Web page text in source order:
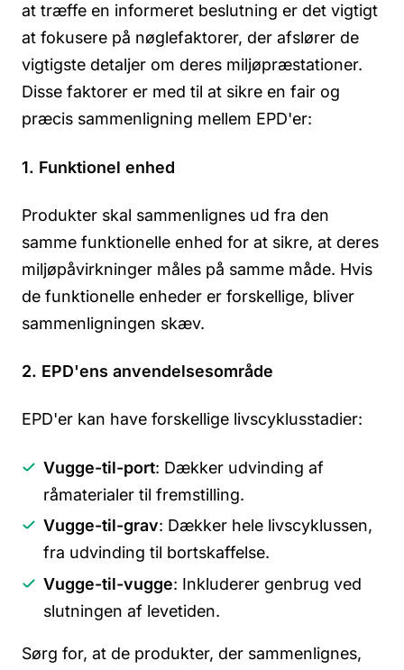
at træffe en informeret beslutning er det vigtigt
at fokusere på nøglefaktorer, der afslører de
vigtigste detaljer om deres miljøpræstationer.
Disse faktorer er med til at sikre en fair og
præcis sammenligning mellem EPD'er:
1. Funktionel enhed
Produkter skal sammenlignes ud fra den
samme funktionelle enhed for at sikre, at deres
miljøpåvirkninger måles på samme måde. Hvis
de funktionelle enheder er forskellige, bliver
sammenligningen skæv.
2. EPD'ens anvendelsesområde
EPD'er kan have forskellige livscyklusstadier:
Vugge-til-port: Dækker udvinding af
råmaterialer til fremstilling.
Vugge-til-grav: Dækker hele livscyklussen,
fra udvinding til bortskaffelse.
Vugge-til-vugge: Inkluderer genbrug ved
slutningen af levetiden.
Sørg for, at de produkter, der sammenlignes,